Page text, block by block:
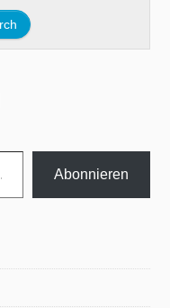
Abonnieren